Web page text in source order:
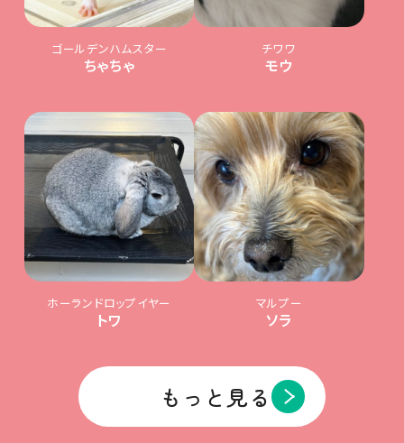
ゴールデンハムスター
ちゃちゃ
チワワ
モウ
ホーランドロップイヤー
トワ
マルプー
ソラ
もっと見る